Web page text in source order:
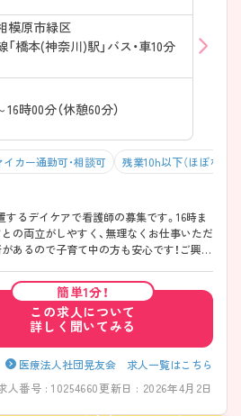
模原市緑区
「橋本(神奈川)駅」バス・車10分
時00分（休憩60分）
イカー通勤可・相談可 残業10h以下（ほぼなし）
るデイケアで看護師の募集です。16時ま
の両立がしやすく、無理なくお仕事いただ
あるので子育て中の方も安心です！ご興味
簡単1分！
この求人について
詳しく聞いてみる
医療法人社団晃友会 求人一覧はこちら
人番号 : 10254660更新日 : 2026年4月2日